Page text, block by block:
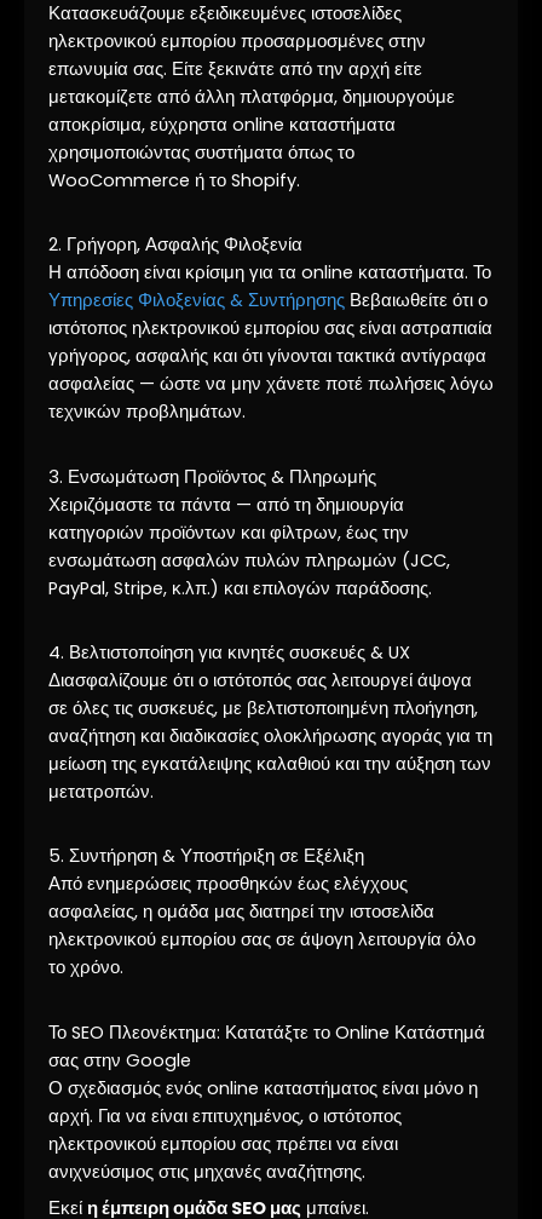
Κατασκευάζουμε εξειδικευμένες ιστοσελίδες
ηλεκτρονικού εμπορίου προσαρμοσμένες στην
επωνυμία σας. Είτε ξεκινάτε από την αρχή είτε
μετακομίζετε από άλλη πλατφόρμα, δημιουργούμε
αποκρίσιμα, εύχρηστα online καταστήματα
χρησιμοποιώντας συστήματα όπως το
WooCommerce ή το Shopify.
2. Γρήγορη, Ασφαλής Φιλοξενία
Η απόδοση είναι κρίσιμη για τα online καταστήματα. Το
Υπηρεσίες Φιλοξενίας & Συντήρησης Βεβαιωθείτε ότι ο
ιστότοπος ηλεκτρονικού εμπορίου σας είναι αστραπιαία
γρήγορος, ασφαλής και ότι γίνονται τακτικά αντίγραφα
ασφαλείας — ώστε να μην χάνετε ποτέ πωλήσεις λόγω
τεχνικών προβλημάτων.
3. Ενσωμάτωση Προϊόντος & Πληρωμής
Χειριζόμαστε τα πάντα — από τη δημιουργία
κατηγοριών προϊόντων και φίλτρων, έως την
ενσωμάτωση ασφαλών πυλών πληρωμών (JCC,
PayPal, Stripe, κ.λπ.) και επιλογών παράδοσης.
4. Βελτιστοποίηση για κινητές συσκευές & UX
Διασφαλίζουμε ότι ο ιστότοπός σας λειτουργεί άψογα
σε όλες τις συσκευές, με βελτιστοποιημένη πλοήγηση,
αναζήτηση και διαδικασίες ολοκλήρωσης αγοράς για τη
μείωση της εγκατάλειψης καλαθιού και την αύξηση των
μετατροπών.
5. Συντήρηση & Υποστήριξη σε Εξέλιξη
Από ενημερώσεις προσθηκών έως ελέγχους
ασφαλείας, η ομάδα μας διατηρεί την ιστοσελίδα
ηλεκτρονικού εμπορίου σας σε άψογη λειτουργία όλο
το χρόνο.
Το SEO Πλεονέκτημα: Κατατάξτε το Online Κατάστημά
σας στην Google
Ο σχεδιασμός ενός online καταστήματος είναι μόνο η
αρχή. Για να είναι επιτυχημένος, ο ιστότοπος
ηλεκτρονικού εμπορίου σας πρέπει να είναι
ανιχνεύσιμος στις μηχανές αναζήτησης.
Εκεί η έμπειρη ομάδα SEO μας μπαίνει.